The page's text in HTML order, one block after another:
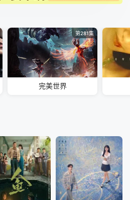
第281集
完美世界